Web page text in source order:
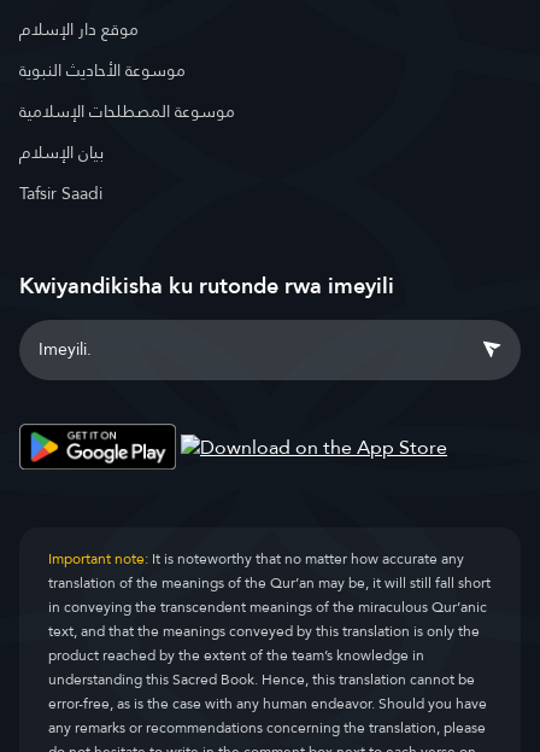
موقع دار الإسلام
موسوعة الأحاديث النبوية
موسوعة المصطلحات الإسلامية
بيان الإسلام
Tafsir Saadi
Kwiyandikisha ku rutonde rwa imeyili
Important note:It is noteworthy that no matter how accurate any
translation of the meanings of the Qur’an may be, it will still fall short
in conveying the transcendent meanings of the miraculous Qur’anic
text, and that the meanings conveyed by this translation is only the
product reached by the extent of the team’s knowledge in
understanding this Sacred Book. Hence, this translation cannot be
error-free, as is the case with any human endeavor. Should you have
any remarks or recommendations concerning the translation, please